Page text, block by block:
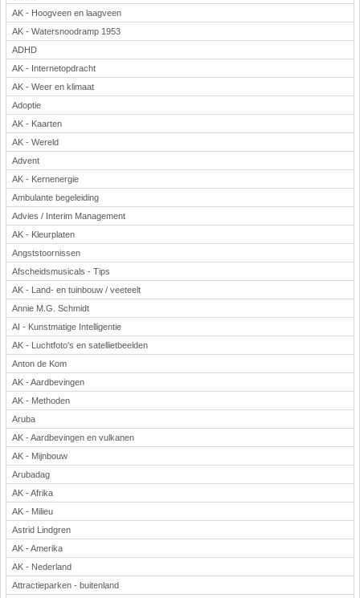
AK - Hoogveen en laagveen
AK - Watersnoodramp 1953
ADHD
AK - Internetopdracht
AK - Weer en klimaat
Adoptie
AK - Kaarten
AK - Wereld
Advent
AK - Kernenergie
Ambulante begeleiding
Advies / Interim Management
AK - Kleurplaten
Angststoornissen
Afscheidsmusicals - Tips
AK - Land- en tuinbouw / veeteelt
Annie M.G. Schmidt
AI - Kunstmatige Intelligentie
AK - Luchtfoto's en satellietbeelden
Anton de Kom
AK - Aardbevingen
AK - Methoden
Aruba
AK - Aardbevingen en vulkanen
AK - Mijnbouw
Arubadag
AK - Afrika
AK - Milieu
Astrid Lindgren
AK - Amerika
AK - Nederland
Attractieparken - buitenland